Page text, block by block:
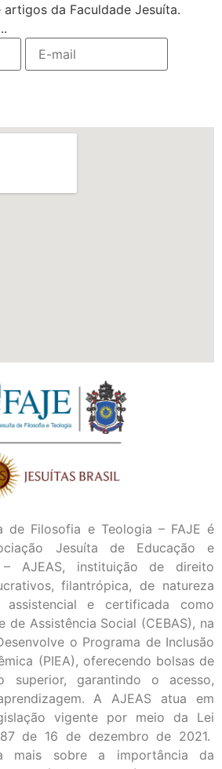
artigos da Faculdade Jesuíta.
de Filosofia e Teologia – FAJE é
Jesuíta de Educação e
– AJEAS, instituição de direito
filantrópica, de natureza
assistencial e certificada como
de Assistência Social (CEBAS), na
o Programa de Inclusão
(PIEA), oferecendo bolsas de
superior, garantindo o acesso,
A AJEAS atua em
vigente por meio da Lei
de 16 de dezembro de 2021.
mais sobre a importância da